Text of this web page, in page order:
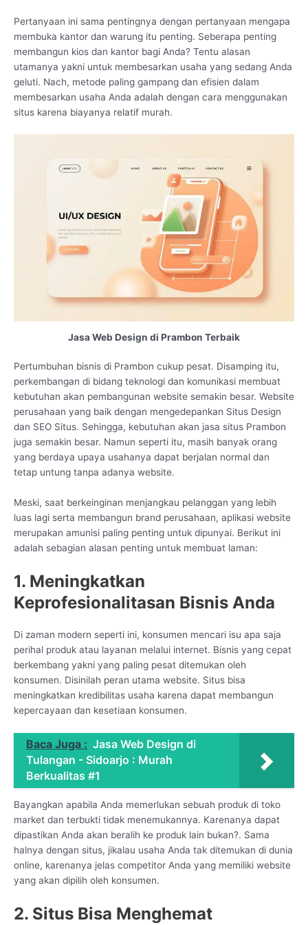
Pertanyaan ini sama pentingnya dengan pertanyaan mengapa
membuka kantor dan warung itu penting. Seberapa penting
membangun kios dan kantor bagi Anda? Tentu alasan
utamanya yakni untuk membesarkan usaha yang sedang Anda
geluti. Nach, metode paling gampang dan efisien dalam
membesarkan usaha Anda adalah dengan cara menggunakan
situs karena biayanya relatif murah.
Jasa Web Design di Prambon Terbaik
Pertumbuhan bisnis di Prambon cukup pesat. Disamping itu,
perkembangan di bidang teknologi dan komunikasi membuat
kebutuhan akan pembangunan website semakin besar. Website
perusahaan yang baik dengan mengedepankan Situs Design
dan SEO Situs. Sehingga, kebutuhan akan jasa situs Prambon
juga semakin besar. Namun seperti itu, masih banyak orang
yang berdaya upaya usahanya dapat berjalan normal dan
tetap untung tanpa adanya website.
Meski, saat berkeinginan menjangkau pelanggan yang lebih
luas lagi serta membangun brand perusahaan, aplikasi website
merupakan amunisi paling penting untuk dipunyai. Berikut ini
adalah sebagian alasan penting untuk membuat laman:
1. Meningkatkan
Keprofesionalitasan Bisnis Anda
Di zaman modern seperti ini, konsumen mencari isu apa saja
perihal produk atau layanan melalui internet. Bisnis yang cepat
berkembang yakni yang paling pesat ditemukan oleh
konsumen. Disinilah peran utama website. Situs bisa
meningkatkan kredibilitas usaha karena dapat membangun
kepercayaan dan kesetiaan konsumen.
Baca Juga : Jasa Web Design di
Tulangan - Sidoarjo : Murah
Berkualitas #1
Bayangkan apabila Anda memerlukan sebuah produk di toko
market dan terbukti tidak menemukannya. Karenanya dapat
dipastikan Anda akan beralih ke produk lain bukan?. Sama
halnya dengan situs, jikalau usaha Anda tak ditemukan di dunia
online, karenanya jelas competitor Anda yang memiliki website
yang akan dipilih oleh konsumen.
2. Situs Bisa Menghemat